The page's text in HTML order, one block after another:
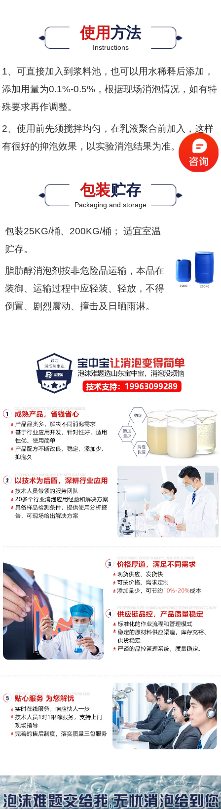
使用方法
Instructions
1、可直接加入到浆料池，也可以用水稀释后添加，
添加用量为0.1%-0.5%，根据现场消泡情况，如有特
殊要求再作调整。
2、使用前先须搅拌均匀，在乳液聚合前加入，这样
有很好的抑泡效果，以实验消泡结果为准。
包装贮存
Packaging and storage
包装25KG/桶、200KG/桶； 适宜室温
贮存。
脂肪醇消泡剂按非危险品运输，本品在
装御、运输过程中应轻装、轻放，不得
倒置、剧烈震动、撞击及日晒雨淋。